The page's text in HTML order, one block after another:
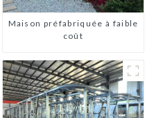
Maison préfabriquée à faible
coût